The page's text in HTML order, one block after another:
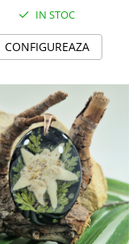
IN STOC
CONFIGUREAZA